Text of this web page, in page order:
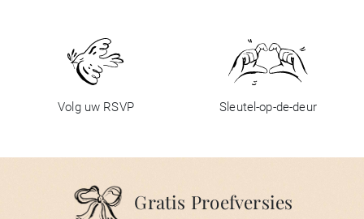
Volg uw RSVP Sleutel-op-de-deur
Gratis Proefversies